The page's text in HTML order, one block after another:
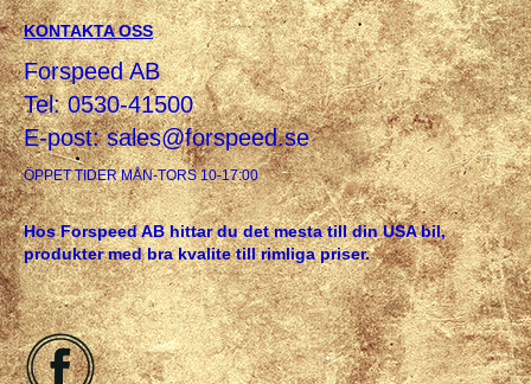
KONTAKTA OSS
Forspeed AB
Tel: 0530-41500
E-post:sales@forspeed.se
ÖPPET TIDER MÅN-TORS 10-17:00
Hos Forspeed AB hittar du det mesta till din USA bil,
produkter med bra kvalite till rimliga priser.